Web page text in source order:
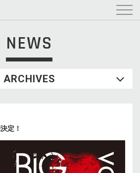
NEWS
ARCHIVES
定！